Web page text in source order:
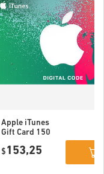
Apple iTunes
Gift Card 150
$ 153,25